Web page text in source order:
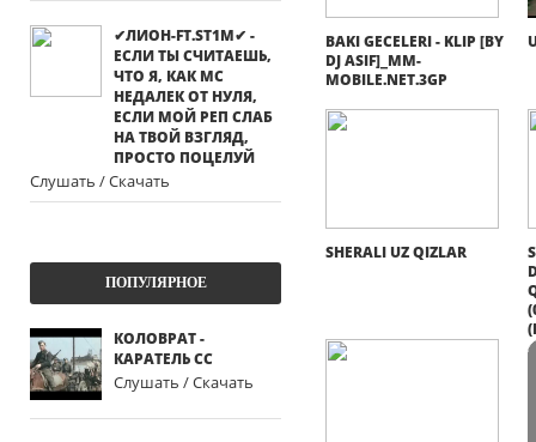
✔ЛИОН-FT.ST1M✔ -
ЕСЛИ ТЫ СЧИТАЕШЬ,
ЧТО Я, КАК МС
НЕДАЛЕК ОТ НУЛЯ,
ЕСЛИ МОЙ РЕП СЛАБ
НА ТВОЙ ВЗГЛЯД,
ПРОСТО ПОЦЕЛУЙ
Слушать / Скачать
ПОПУЛЯРНОЕ
КОЛОВРАТ -
КАРАТЕЛЬ СС
Слушать / Скачать
BAKI GECELERI - KLIP [BY
DJ ASIF]_MM-
MOBILE.NET.3GP
SHERALI UZ QIZLAR